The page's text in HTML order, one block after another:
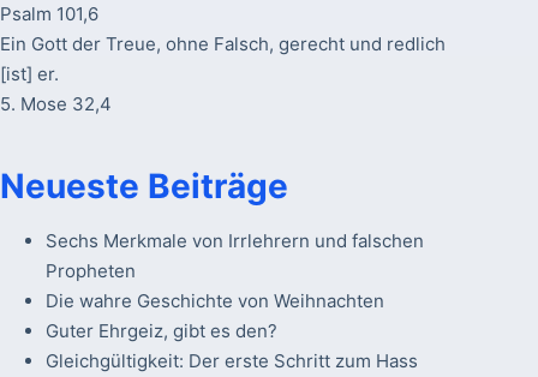
Psalm 101,6
Ein Gott der Treue, ohne Falsch, gerecht und redlich
[ist] er.
5. Mose 32,4
Neueste Beiträge
Sechs Merkmale von Irrlehrern und falschen
Propheten
Die wahre Geschichte von Weihnachten
Guter Ehrgeiz, gibt es den?
Gleichgültigkeit: Der erste Schritt zum Hass